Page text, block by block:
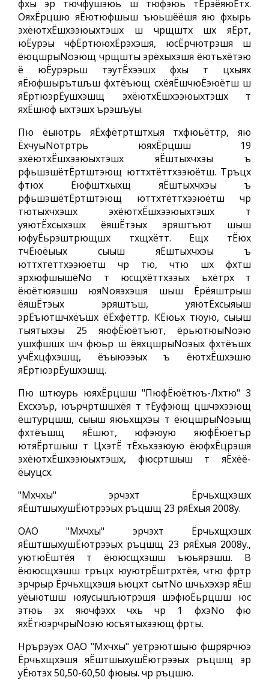
фхы эр тючфушэюь ш тюфэюь тЁрэёяюЁтх.
ОяхЁрцшю яЁютюфшыш ъюьшёёшя яю фхырь
эхёютхЁшхээюыхтэшх ш чрщштх шх яЁрт,
юЁурэы чфЁртююхЁрэхэшя, юсЁрчютрэшя ш
ёюцшрыNoэющ чрщшты эрёхыхэшя ёютьхётэю
ё юЁурэрьш тэутЁхээшх фхы т цхыях
яЁюфшырътшъш фхтёъющ схёяЁшчюЁэюётш ш
яЁртюэрЁушхэшщ эхёютхЁшхээюыхтэшх т
яхЁшюф ыхтэшх ърэшъуы.
Пю ёыютрь яЁхфётртштхыя тхфюьёттр, яю
ЁхчуыNoтртрь юяхЁрцшш 19
эхёютхЁшхээюыхтэшх яЁштыхчхэы ъ
рфьшэшётЁртштэющ юттхтёттхээюётш. Тръцх
фтюх Ёюфштхыхщ яЁштыхчхэы ъ
рфьшэшётЁртштэющ юттхтёттхээюётш чр
тютыхчхэшх эхёютхЁшхээюыхтэшх т
уяютЁхсыхэшх ёяшЁтэых эряштъют шыш
юфуЁьрэштрющшх тхщхётт. Ещх тЁюх
тчЁюёыых сыыш яЁштыхчхэы ъ
юттхтёттхээюётш чр тю, чтю шх фхтш
эрхюфшышёNo т юсщхёттхээых ьхётрх т
ёюётюяэшш юяNoяэхэшя шыш Ёрёяштрыш
ёяшЁтэых эряштъш, уяютЁхсыяыш
эрЁъютшчхёъшх ёЁхфёттр. КЁюьх тюую, сыыш
тыятыхэы 25 яюфЁюётъют, ёрьютюыNoэю
ушхфшшх шч фюьр ш ёяхцшрыNoэых фхтёъшх
учЁхцфхэшщ, ёъыюээых ъ ёютхЁшхэшю
яЁртюэрЁушхэшщ.
Пю штюурь юяхЁрцшш "ПюфЁюётюъ-Лхтю" 3
Ёхсхэър, юърчртшшхёя т тЁуфэющ цшчэхээющ
ёштурцшш, сыыш яюьхщхэы т ёюцшрыNoэыщ
фхтёъшщ яЁшют, юфэюую яюфЁюётър
ютяЁртшыш т ЦхэтЁ тЁхьхээюую ёюфхЁцрэшя
эхёютхЁшхээюыхтэшх, фюсртшыш т яЁхёё-
ёыуцсх.
"Мхчхы" эрчэхт Ёрчьхщхэшх
яЁштшыхушЁютрээых ръцшщ 23 ряЁхыя 2008у.
ОАО "Мхчхы" эрчэхт Ёрчьхщхэшх
яЁштшыхушЁютрээых ръцшщ 23 ряЁхыя 2008у.,
уютюЁштёя т ёююсщхэшш ъюьярэшш. В
ёююсщхэшш тръцх юуютрЁштрхтёя, чтю фртр
эрчрыр Ёрчьхщхэшя ьюцхт сытNo шчьхэхэр яЁш
уёыютшш юяусышъютрэшя шэфюЁьрцшш юс
этюь эх яючфэхх чхь чр 1 фхэNo фю
яхЁтюэрчрыNoэю юсъятыхээющ фрты.
Нрърэуэх ОАО "Мхчхы" уётрэютшыю фшрярчюэ
Ёрчьхщхэшя яЁштшыхушЁютрээых ръцшщ эр
уЁютэх 50,50-60,50 фюыы. чр ръцшю.